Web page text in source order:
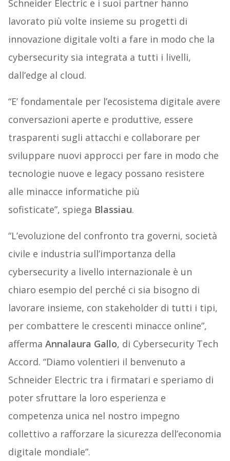
Schneider Electric e i suoi partner hanno
lavorato più volte insieme su progetti di
innovazione digitale volti a fare in modo che la
cybersecurity sia integrata a tutti i livelli,
dall’edge al cloud.
“E’ fondamentale per l’ecosistema digitale avere
conversazioni aperte e produttive, essere
trasparenti sugli attacchi e collaborare per
sviluppare nuovi approcci per fare in modo che
tecnologie nuove e legacy possano resistere
alle minacce informatiche più
sofisticate”, spiega Blassiau.
“L’evoluzione del confronto tra governi, società
civile e industria sull’importanza della
cybersecurity a livello internazionale è un
chiaro esempio del perché ci sia bisogno di
lavorare insieme, con stakeholder di tutti i tipi,
per combattere le crescenti minacce online”,
afferma Annalaura Gallo, di Cybersecurity Tech
Accord. “Diamo volentieri il benvenuto a
Schneider Electric tra i firmatari e speriamo di
poter sfruttare la loro esperienza e
competenza unica nel nostro impegno
collettivo a rafforzare la sicurezza dell’economia
digitale mondiale”.